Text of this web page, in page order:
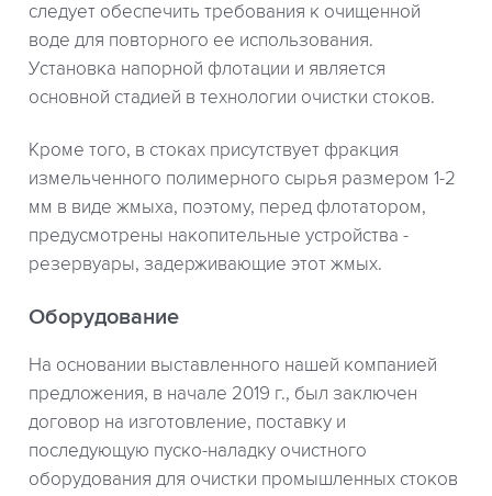
следует обеспечить требования к очищенной
воде для повторного ее использования.
Установка напорной флотации и является
основной стадией в технологии очистки стоков.
Кроме того, в стоках присутствует фракция
измельченного полимерного сырья размером 1-2
мм в виде жмыха, поэтому, перед флотатором,
предусмотрены накопительные устройства -
резервуары, задерживающие этот жмых.
Оборудование
На основании выставленного нашей компанией
предложения, в начале 2019 г., был заключен
договор на изготовление, поставку и
последующую пуско-наладку очистного
оборудования для очистки промышленных стоков